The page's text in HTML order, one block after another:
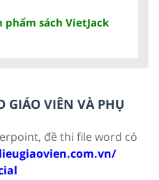
phẩm sách VietJack
GIÁO VIÊN VÀ PHỤ
đề thi file word có